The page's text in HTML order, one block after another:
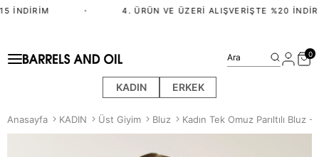
İNDIRIM 4. ÜRÜN VE ÜZERI ALIŞVERIŞTE %20
KADIN ERKEK
Ara 0
Anasayfa KADIN Üst Giyim Bluz Kadın Tek Omuz Parıltılı Bluz -